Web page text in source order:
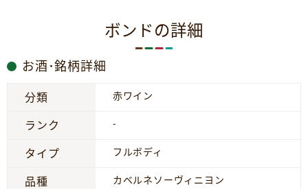
ボンドの詳細
お酒･銘柄詳細
分類 赤ワイン
ランク -
タイプ フルボディ
品種 カベルネソーヴィニヨン